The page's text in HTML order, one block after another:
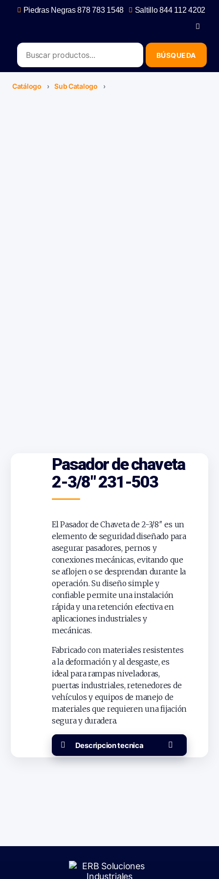
Piedras Negras 878 783 1548
Saltillo 844 112 4202
Catálogo › Sub Catalogo ›
Pasador de chaveta
2-3/8″ 231-503
El Pasador de Chaveta de 2-3/8″ es un
elemento de seguridad diseñado para
asegurar pasadores, pernos y
conexiones mecánicas, evitando que
se aflojen o se desprendan durante la
operación. Su diseño simple y
confiable permite una instalación
rápida y una retención efectiva en
aplicaciones industriales y
mecánicas.
Fabricado con materiales resistentes
a la deformación y al desgaste, es
ideal para rampas niveladoras,
puertas industriales, retenedores de
vehículos y equipos de manejo de
materiales que requieren una fijación
segura y duradera.
Descripcion tecnica